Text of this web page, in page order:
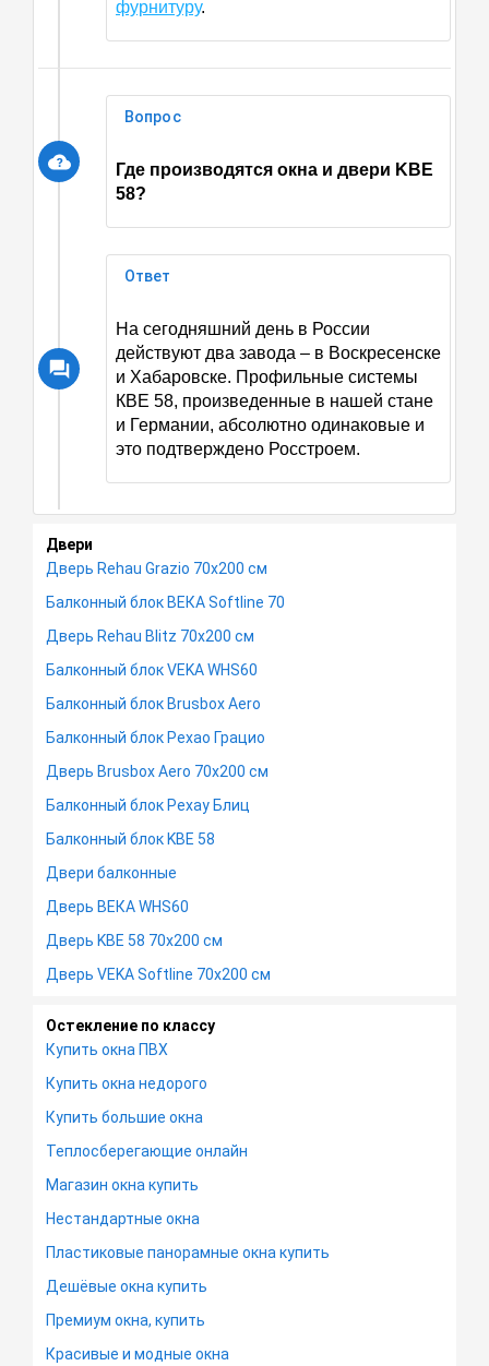
фурнитуру.
Вопрос
Где производятся окна и двери KBE
58?
Ответ
На сегодняшний день в России
действуют два завода – в Воскресенске
и Хабаровске. Профильные системы
КBЕ 58, произведенные в нашей стане
и Германии, абсолютно одинаковые и
это подтверждено Росстроем.
Двери
Дверь Rehau Grazio 70х200 см
Балконный блок ВЕКА Softline 70
Дверь Rehau Blitz 70х200 см
Балконный блок VEKA WHS60
Балконный блок Brusbox Aero
Балконный блок Рехао Грацио
Дверь Brusbox Aero 70х200 см
Балконный блок Рехау Блиц
Балконный блок KBE 58
Двери балконные
Дверь ВЕКА WHS60
Дверь KBE 58 70х200 см
Дверь VEKA Softline 70х200 см
Остекление по классу
Купить окна ПВХ
Купить окна недорого
Купить большие окна
Теплосберегающие онлайн
Магазин окна купить
Нестандартные окна
Пластиковые панорамные окна купить
Дешёвые окна купить
Премиум окна, купить
Красивые и модные окна